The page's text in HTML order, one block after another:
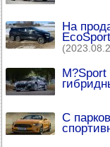
На
M?Sport
С